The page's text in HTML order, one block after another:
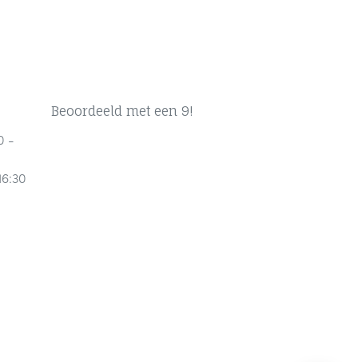
-
Beoordeeld met een 9!